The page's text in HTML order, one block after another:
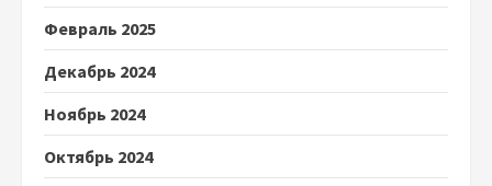
Февраль 2025
Декабрь 2024
Ноябрь 2024
Октябрь 2024